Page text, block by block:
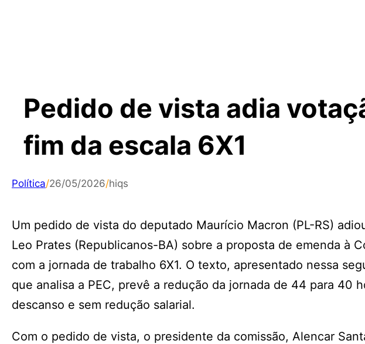
Pedido de vista adia
fim da escala 6X1
Política/26/05/2026/hiqs
Um pedido de vista do deputado Maurício Macron (PL-RS)
Leo Prates (Republicanos-BA) sobre a proposta de emenda à
com a jornada de trabalho 6X1. O texto, apresentado nessa
que analisa a PEC, prevê a redução da jornada de 44 para 40
descanso e sem redução salarial.
Com o pedido de vista, o presidente da comissão, Alencar